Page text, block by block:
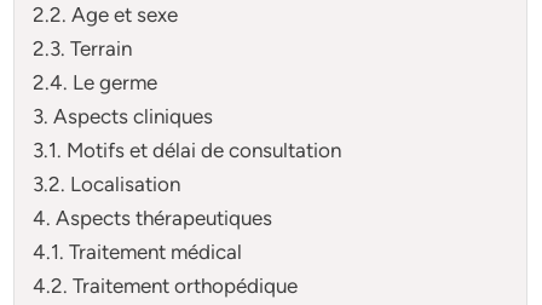
2.2. Age et sexe
2.3. Terrain
2.4. Le germe
3. Aspects cliniques
3.1. Motifs et délai de consultation
3.2. Localisation
4. Aspects thérapeutiques
4.1. Traitement médical
4.2. Traitement orthopédique